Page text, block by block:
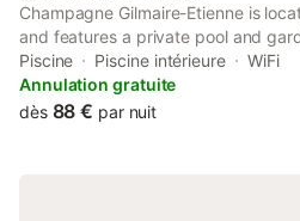
Champagne Gilmaire-Etienne is
and features a private pool and
offers access to a terrace and free
for guests to sit outside and enjoy
Piscine Piscine intérieure
WiFi
Annulation gratuite
dès 88 € par nuit